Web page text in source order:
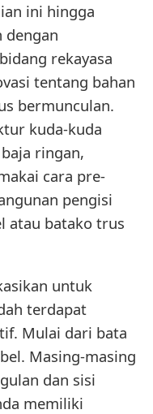
ini hingga
dengan
rekayasa
tentang bahan
bermunculan.
kuda-kuda
ringan,
cara pre-
pengisi
atau batako trus
untuk
terdapat
Mulai dari bata
Masing-masing
dan sisi
memiliki